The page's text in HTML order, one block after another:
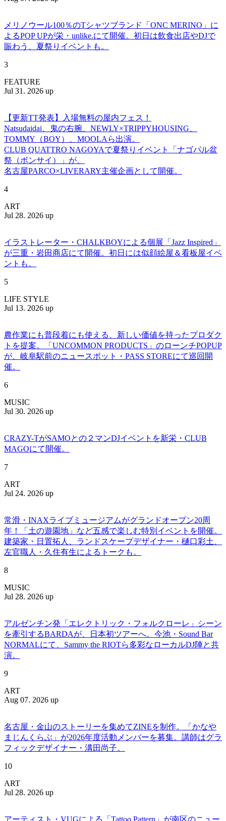
メリノウール100％のTシャツブランド「ONC MERINO」に
よるPOP UPが栄・unlike.にて開催。初日は飲食出店やDJで
賑わう、夏祭りイベントも。
3
FEATURE
Jul 31. 2026 up
【更新TT発表】入場無料の屋内フェス！
Natsudaidai、鬼の右腕、NEWLY×TRIPPYHOUSING、
TOMMY（BOY）、MOOLAら出演。
CLUB QUATTRO NAGOYAで夏祭りイベント「ナゴパル盆
祭（ボンサイ）」が、
名古屋PARCO×LIVERARY主催企画として開催。
4
ART
Jul 28. 2026 up
イラストレーター・CHALKBOYによる個展「Jazz Inspired」
が三重・岩田商店にて開催。初日には似顔絵屋＆看板屋イベ
ントも。
5
LIFE STYLE
Jul 13. 2026 up
農作業にも普段着にも使える、新しい価値を持ったプロダク
トを提案。「UNCOMMON PRODUCTS」のローンチPOPUP
が、岐阜駅前のニュースポット・PASS STOREにて巡回開
催。
6
MUSIC
Jul 30. 2026 up
CRAZY-TがSAMOとの２マンDJイベントを新栄・CLUB
MAGOにて開催。
7
ART
Jul 24. 2026 up
常滑・INAXライブミュージアムがグランドオープン20周
年！「土の遊園地」など五感で楽しむ特別イベントを開催。
建築家・日置拓人、ランドスケープデザイナー・樋口彩土、
左官職人・久住有生によるトークも。
8
MUSIC
Jul 28. 2026 up
アルゼンチン発「エレクトリック・フォルクローレ」シーン
を牽引するBARDAが、日本初ツアーへ。今池・Sound Bar
NORMALにて、Sammy the RIOTら多彩なローカルDJ陣と共
演。
9
ART
Aug 07. 2026 up
名古屋・金山のストーリーを集めてZINEを制作。「かなや
まじんくらぶ」が2026年度活動メンバーを募集。講師はグラ
フィックデザイナー・溝田尚子。
10
ART
Jul 28. 2026 up